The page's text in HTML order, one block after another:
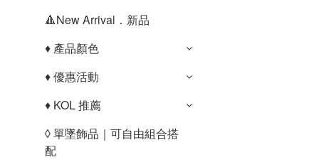
🔺New Arrival．新品
♦︎ 產品顏色
♦︎ 優惠活動
♦︎ KOL 推薦
◊ 單墜飾品｜可自由組合搭
配